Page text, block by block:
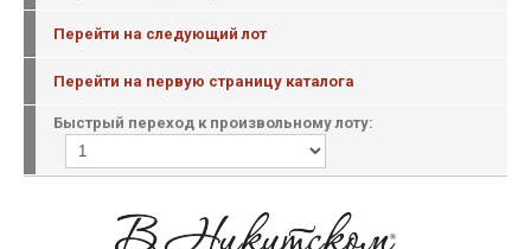
Перейти на следующий лот
Перейти на первую страницу каталога
Быстрый переход к произвольному лоту: